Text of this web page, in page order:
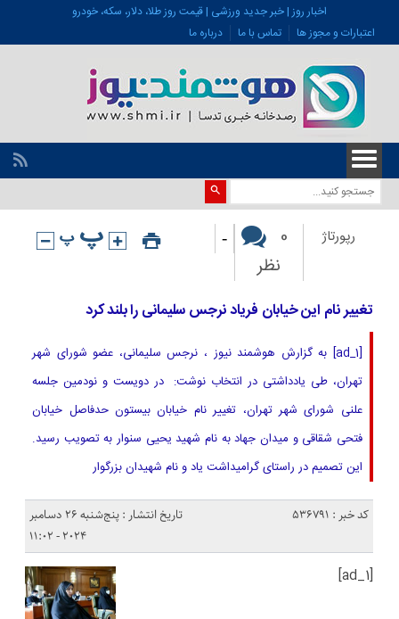
اخبار روز | خبر جدید ورزشی | قیمت روز طلا، دلار، سکه، خودرو
اعتبارات و مجوز ها
تماس با ما درباره ما
رپورتاژ
0
نظر
-
تغییر نام این خیابان فریاد نرجس سلیمانی را بلند کرد
[ad_1] به گزارش هوشمند نیوز ، نرجس سلیمانی، عضو شورای شهر
تهران، طی یادداشتی در انتخاب نوشت: در دویست و نودمین جلسه
علنی شورای شهر تهران، تغییر نام خیابان بیستون حدفاصل خیابان
فتحی شقاقی و میدان جهاد به نام شهید یحیی سنوار به تصویب رسید.
این تصمیم در راستای گرامیداشت یاد و نام شهیدان بزرگوار
کد خبر : 536791
تاریخ انتشار : پنج‌شنبه 26 دسامبر
2024 - 11:02
[ad_1]